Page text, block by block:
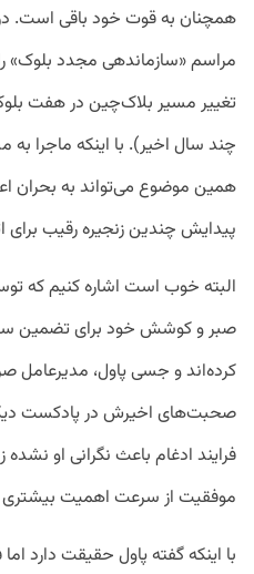
همچنان به قوت خود باقی است.
مراسم «سازماندهی مجدد بلوک»
تغییر مسیر بلاک‌چین در هفت
چند سال اخیر). با اینکه ماجرا
همین موضوع می‌تواند به بحران
پیدایش چندین زنجیره رقیب برای
البته خوب است اشاره کنیم که
صبر و کوشش خود برای تضمین
کرده‌اند و جسی پاول، مدیرعامل
صحبت‌های اخیرش در پادکست
فرایند ادغام باعث نگرانی او
موفقیت از سرعت اهمیت بیشتری
با اینکه گفته پاول حقیقت دارد اما